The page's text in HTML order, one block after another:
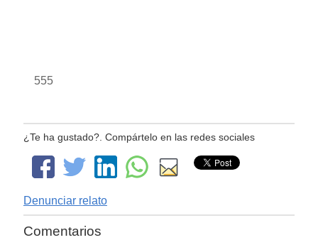
555
¿Te ha gustado?. Compártelo en las redes sociales
Denunciar relato
Comentarios